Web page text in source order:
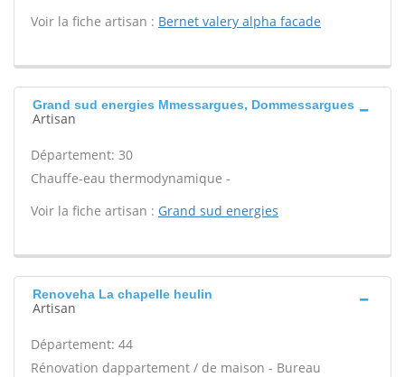
Voir la fiche artisan : Bernet valery alpha facade
Grand sud energies Mmessargues, Dommessargues
Artisan
Département: 30
Chauffe-eau thermodynamique -
Voir la fiche artisan : Grand sud energies
Renoveha La chapelle heulin
Artisan
Département: 44
Rénovation dappartement / de maison - Bureau